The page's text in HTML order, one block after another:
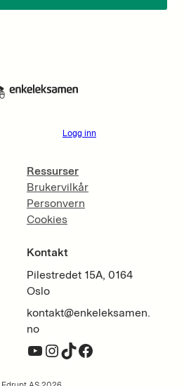
Logg inn
Ressurser
Brukervilkår
Personvern
Cookies
Kontakt
Pilestredet 15A, 0164
Oslo
kontakt@enkeleksamen.
no
YouTube InstagramTikTok Facebook